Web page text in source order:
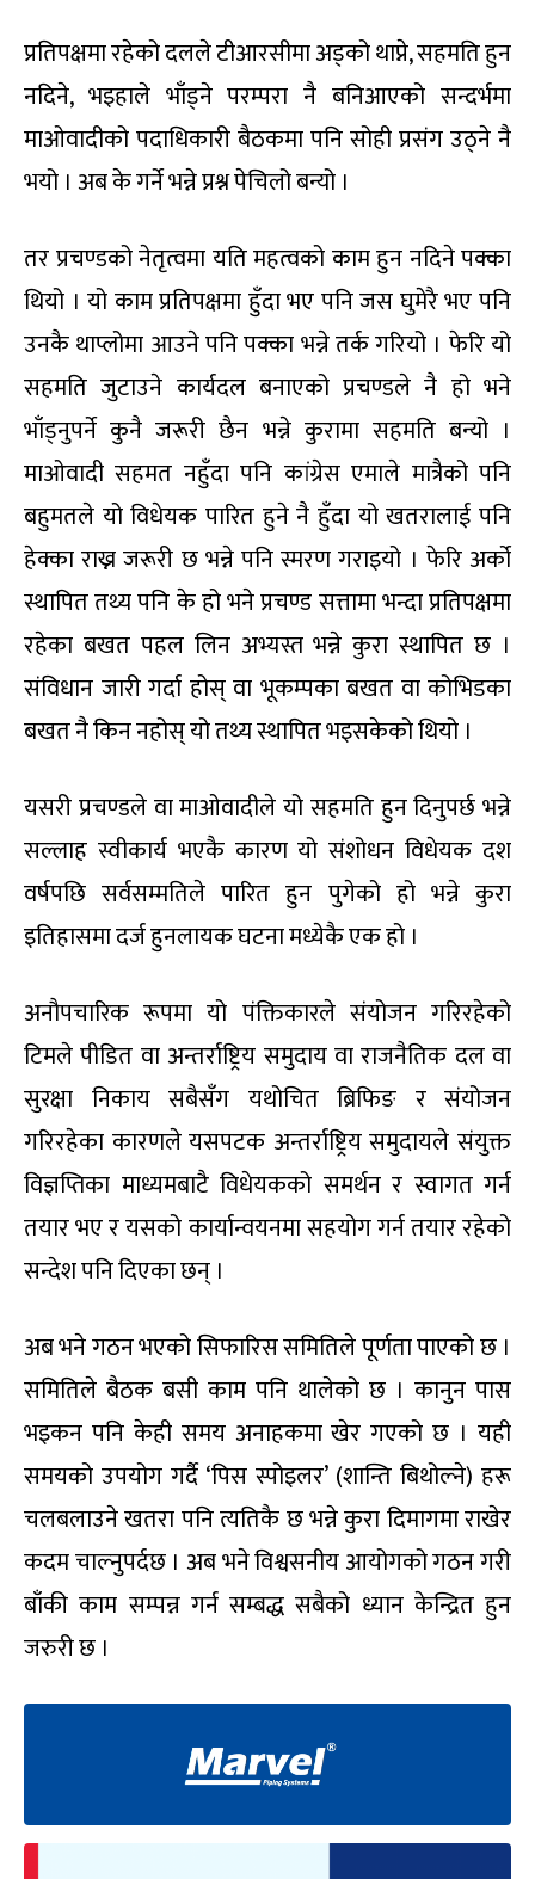
प्रतिपक्षमा रहेको दलले टीआरसीमा अड्को थाप्ने, सहमति हुन
नदिने, भइहाले भाँड्ने परम्परा नै बनिआएको सन्दर्भमा
माओवादीको पदाधिकारी बैठकमा पनि सोही प्रसंग उठ्ने नै
भयो । अब के गर्ने भन्ने प्रश्न पेचिलो बन्यो ।
तर प्रचण्डको नेतृत्वमा यति महत्वको काम हुन नदिने पक्का
थियो । यो काम प्रतिपक्षमा हुँदा भए पनि जस घुमेरै भए पनि
उनकै थाप्लोमा आउने पनि पक्का भन्ने तर्क गरियो । फेरि यो
सहमति जुटाउने कार्यदल बनाएको प्रचण्डले नै हो भने
भाँड्नुपर्ने कुनै जरूरी छैन भन्ने कुरामा सहमति बन्यो ।
माओवादी सहमत नहुँदा पनि कांग्रेस एमाले मात्रैको पनि
बहुमतले यो विधेयक पारित हुने नै हुँदा यो खतरालाई पनि
हेक्का राख्न जरूरी छ भन्ने पनि स्मरण गराइयो । फेरि अर्को
स्थापित तथ्य पनि के हो भने प्रचण्ड सत्तामा भन्दा प्रतिपक्षमा
रहेका बखत पहल लिन अभ्यस्त भन्ने कुरा स्थापित छ ।
संविधान जारी गर्दा होस् वा भूकम्पका बखत वा कोभिडका
बखत नै किन नहोस् यो तथ्य स्थापित भइसकेको थियो ।
यसरी प्रचण्डले वा माओवादीले यो सहमति हुन दिनुपर्छ भन्ने
सल्लाह स्वीकार्य भएकै कारण यो संशोधन विधेयक दश
वर्षपछि सर्वसम्मतिले पारित हुन पुगेको हो भन्ने कुरा
इतिहासमा दर्ज हुनलायक घटना मध्येकै एक हो ।
अनौपचारिक रूपमा यो पंक्तिकारले संयोजन गरिरहेको
टिमले पीडित वा अन्तर्राष्ट्रिय समुदाय वा राजनैतिक दल वा
सुरक्षा निकाय सबैसँग यथोचित ब्रिफिङ र संयोजन
गरिरहेका कारणले यसपटक अन्तर्राष्ट्रिय समुदायले संयुक्त
विज्ञप्तिका माध्यमबाटै विधेयकको समर्थन र स्वागत गर्न
तयार भए र यसको कार्यान्वयनमा सहयोग गर्न तयार रहेको
सन्देश पनि दिएका छन् ।
अब भने गठन भएको सिफारिस समितिले पूर्णता पाएको छ ।
समितिले बैठक बसी काम पनि थालेको छ । कानुन पास
भइकन पनि केही समय अनाहकमा खेर गएको छ । यही
समयको उपयोग गर्दै ‘पिस स्पोइलर’ (शान्ति बिथोल्ने) हरू
चलबलाउने खतरा पनि त्यतिकै छ भन्ने कुरा दिमागमा राखेर
कदम चाल्नुपर्दछ । अब भने विश्वसनीय आयोगको गठन गरी
बाँकी काम सम्पन्न गर्न सम्बद्ध सबैको ध्यान केन्द्रित हुन
जरुरी छ ।